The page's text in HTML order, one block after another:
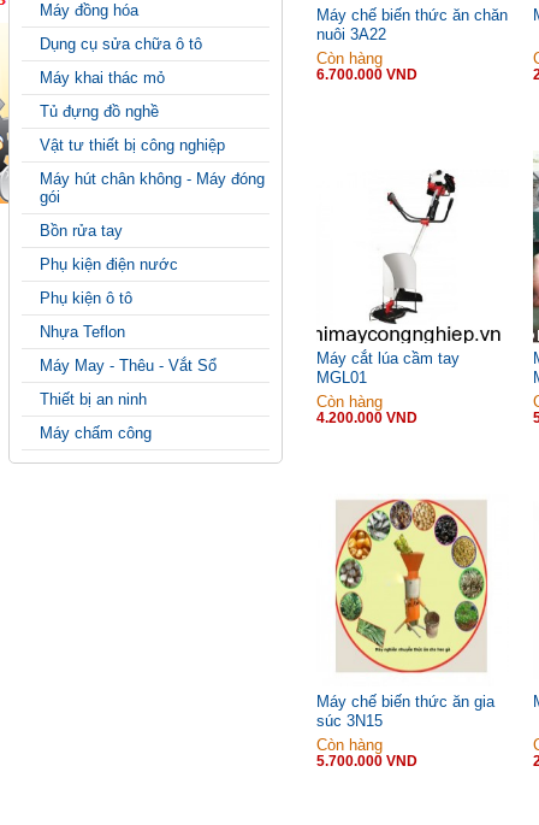
Máy đồng hóa
Dụng cụ sửa chữa ô tô
Máy khai thác mỏ
Tủ đựng đồ nghề
Vật tư thiết bị công nghiệp
Máy hút chân không - Máy đóng
gói
Bồn rửa tay
Phụ kiện điện nước
Phụ kiện ô tô
Nhựa Teflon
Máy May - Thêu - Vắt Sổ
Thiết bị an ninh
Máy chấm công
Máy chế biến thức ăn chăn
nuôi 3A22
Còn hàng
6.700.000 VND
Máy cắt lúa cầm tay
MGL01
Còn hàng
4.200.000 VND
Máy chế biến thức ăn gia
súc 3N15
Còn hàng
5.700.000 VND